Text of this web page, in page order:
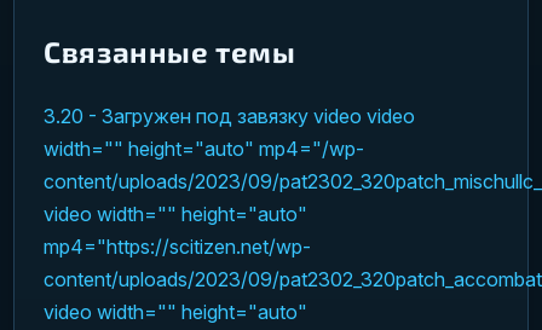
Связанные темы
3.20 - Загружен под завязку video video
width="" height="auto" mp4="/wp-
content/uploads/2023/09/
video width="" height="auto"
mp4="https://scitizen.net/wp-
content/uploads/2023/09/
video width="" height="auto"